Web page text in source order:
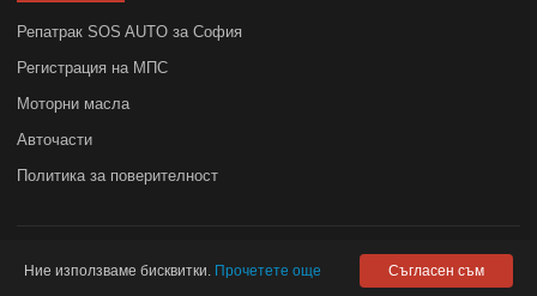
Репатрак SOS AUTO за София
Регистрация на МПС
Моторни масла
Авточасти
Политика за поверителност
autodata.bg не носи отговорност за точността на данните.
Ние използваме бисквитки. Прочетете още Съгласен съм